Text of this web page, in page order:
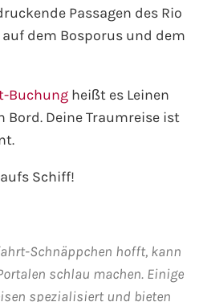
Passagen des Rio
dem Bosporus und dem
Buchung heißt es Leinen
Deine Traumreise ist
Schiff!
Schnäppchen hofft, kann
schlau machen. Einige
spezialisiert und bieten